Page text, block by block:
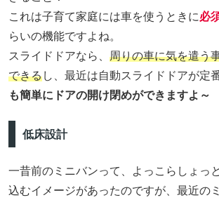
これは子育て家庭には車を使うときに必
らいの機能ですよね。
スライドドアなら、 周りの車に気を遣う
できるし、最近は自動スライドドアが定
も簡単にドアの開け閉めができますよ～
低床設計
一昔前のミニバンって、よっこらしょっ
込むイメージがあったのですが、最近の